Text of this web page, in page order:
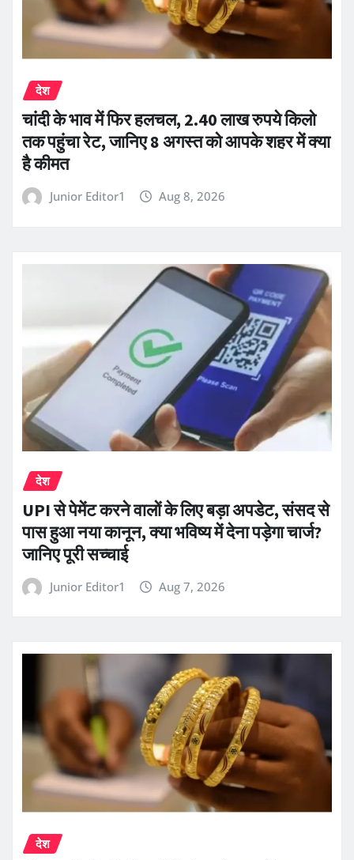
देश
चांदी के भाव में फिर हलचल, 2.40 लाख रुपये किलो
तक पहुंचा रेट, जानिए 8 अगस्त को आपके शहर में क्या
है कीमत
Junior Editor1 Aug 8, 2026
देश
UPI से पेमेंट करने वालों के लिए बड़ा अपडेट, संसद से
पास हुआ नया कानून, क्या भविष्य में देना पड़ेगा चार्ज?
जानिए पूरी सच्चाई
Junior Editor1 Aug 7, 2026
देश